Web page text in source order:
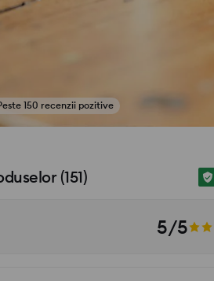
150 recenzii pozitive
Vezi fotografii din recenzii
(151)
5/5